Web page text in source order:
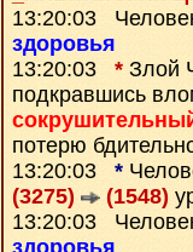
13:20:03
здоровья
13:20:03 * Злой
подкравшись
потерю
13:20:03 *
(3275)
(1548)
13:20:03
здоровья